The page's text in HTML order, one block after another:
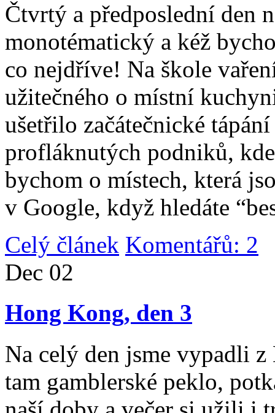
Čtvrtý a předposlední den
monotématický a kéž
co nejdříve! Na škole
užitečného o místní
ušetřilo začátečnické
profláknutých podniků,
bychom o místech, která
v Google, když hledáte
Celý článek Komentářů: 2
Dec 02
Hong Kong, den 3
Na celý den jsme vypadli
tam gamblerské peklo,